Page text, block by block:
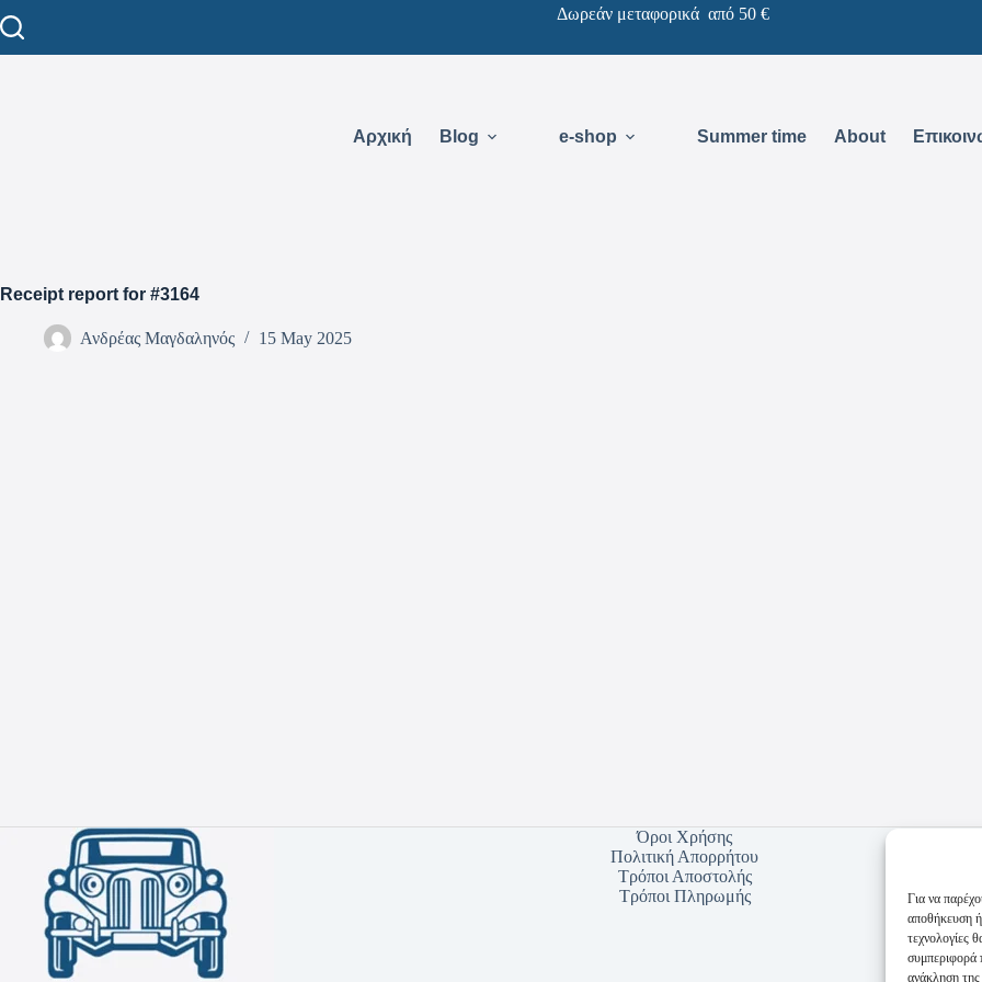
Για να
αποθήκευση
τεχνολογίες
συμπεριφορά
ανάκληση της
Δωρεάν μεταφορικά από 50 €
Αρχική Blog e-shop Summer time About
Receipt report for #3164
Ανδρέας Μαγδαληνός 15 May 2025
Όροι Χρήσης
Πολιτική Απορρήτου
Τρόποι Αποστολής
Τρόποι Πληρωμής